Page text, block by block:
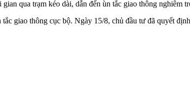
qua trạm kéo dài, dẫn đến ùn tắc giao thông nghiêm
giao thông cục bộ. Ngày 15/8, chủ đầu tư đã quyết